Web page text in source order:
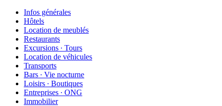
Infos générales
Hôtels
Location de meublés
Restaurants
Excursions ∙ Tours
Location de véhicules
Transports
Bars ∙ Vie nocturne
Loisirs ∙ Boutiques
Entreprises ∙ ONG
Immobilier